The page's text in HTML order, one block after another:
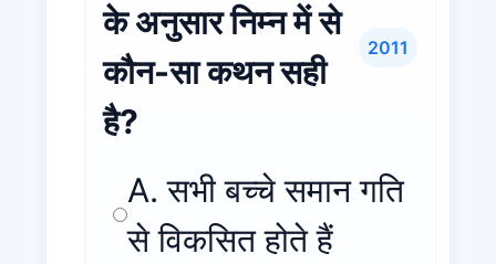
के अनुसार निम्न में से
कौन-सा कथन सही
है?
2011
A. सभी बच्चे समान गति
से विकसित होते हैं